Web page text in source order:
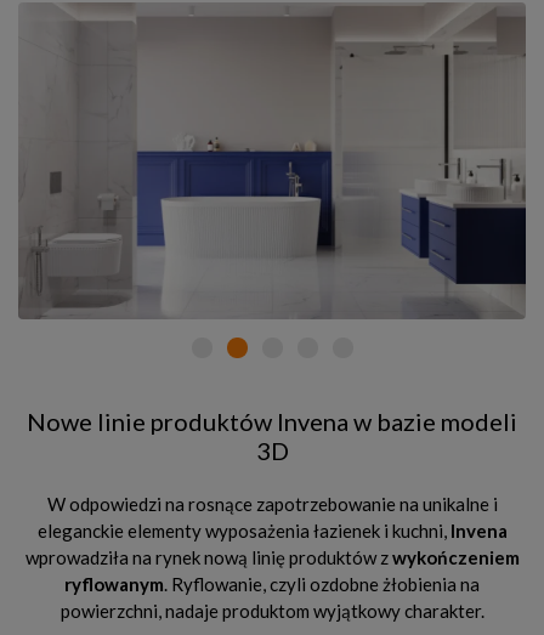
Nowe linie produktów Invena w bazie modeli
3D
W odpowiedzi na rosnące zapotrzebowanie na unikalne i
eleganckie elementy wyposażenia łazienek i kuchni, Invena
wprowadziła na rynek nową linię produktów zwykończeniem
ryflowanym. Ryflowanie, czyli ozdobne żłobienia na
powierzchni, nadaje produktom wyjątkowy charakter.